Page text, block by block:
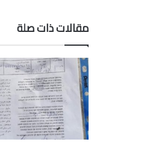
مقالات ذات صلة